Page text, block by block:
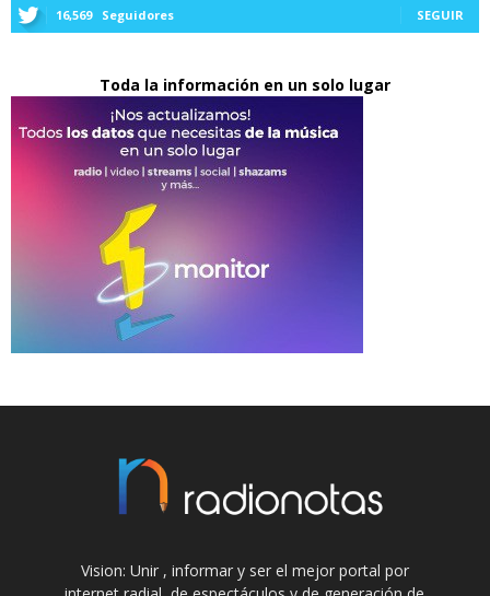
16,569 Seguidores SEGUIR
Toda la información en un solo lugar
Vision: Unir , informar y ser el mejor portal por